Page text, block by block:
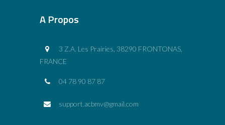
A Propos
3 Z.A. Les Prairies, 38290 FRONTONAS,
FRANCE
04 78 90 87 87
support.acbmv@gmail.com